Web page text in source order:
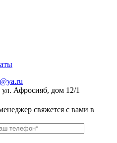
Афросияб, дом 12/1
свяжется с вами в